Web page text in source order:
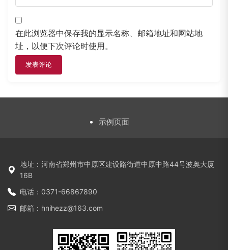
在此浏览器中保存我的显示名称、邮箱地址和网站地
址，以便下次评论时使用。
示例页面
地址：河南省郑州市中原区建设路街道中原中路44号波奥大厦
16B
电话：0371-66867890
邮箱：hnihezz@163.com